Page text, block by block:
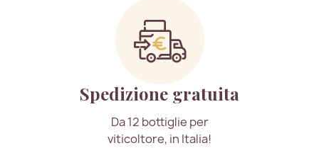
Spedizione gratuita
Da 12 bottiglie per
viticoltore, in Italia!